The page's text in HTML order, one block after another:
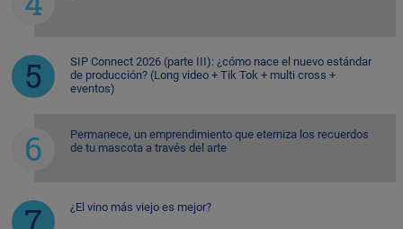
SIP Connect 2026 (parte III): ¿cómo nace el nuevo estándar
de producción? (Long video + Tik Tok + multi cross +
eventos)
Permanece, un emprendimiento que eterniza los recuerdos
de tu mascota a través del arte
¿El vino más viejo es mejor?